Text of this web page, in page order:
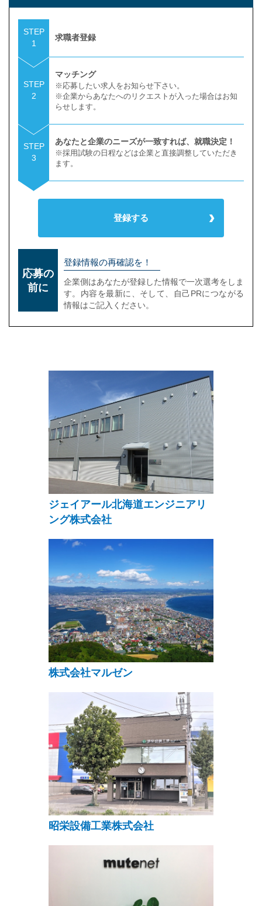
STEP
1
求職者登録
STEP
2
マッチング
※応募したい求人をお知らせ下さい。
※企業からあなたへのリクエストが入った場合はお知
らせします。
STEP
3
あなたと企業のニーズが一致すれば、就職決定！
※採用試験の日程などは企業と直接調整していただき
ます。
登録する
応募の
前に
登録情報の再確認を！
企業側はあなたが登録した情報で一次選考をしま
す。内容を最新に、そして、自己PRにつながる
情報はご記入ください。
ジェイアール北海道エンジニアリ
ング株式会社
株式会社マルゼン
昭栄設備工業株式会社